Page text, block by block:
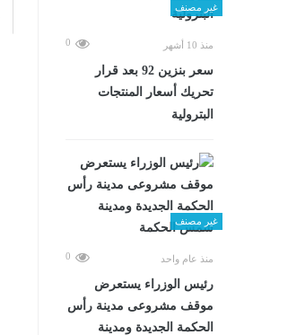
غير مصنف
منذ 10 أشهر 0
سعر بنزين 92 بعد قرار
تحريك أسعار المنتجات
البترولية
غير مصنف
منذ عام واحد 0
رئيس الوزراء يستعرض
موقف مشروعى مدينة رأس
الحكمة الجديدة ومدينة